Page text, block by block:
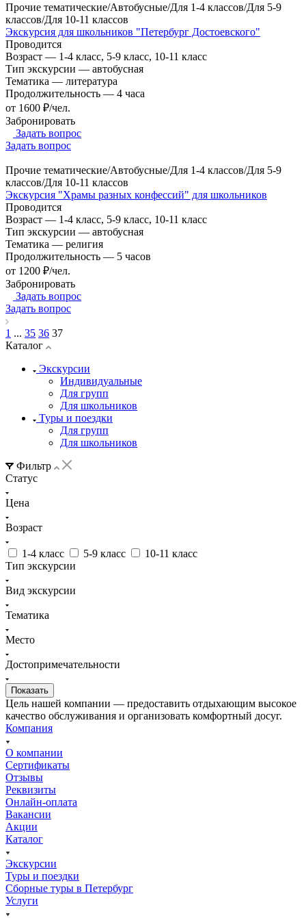
Прочие тематические/Автобусные/Для 1-4 классов/Для 5-9
классов/Для 10-11 классов
Экскурсия для школьников "Петербург Достоевского"
Проводится
Возраст — 1-4 класс, 5-9 класс, 10-11 класс
Тип экскурсии — автобусная
Тематика — литература
Продолжительность — 4 часа
от 1600 ₽/чел.
Забронировать
Задать вопрос
Задать вопрос
Прочие тематические/Автобусные/Для 1-4 классов/Для 5-9
классов/Для 10-11 классов
Экскурсия "Храмы разных конфессий" для школьников
Проводится
Возраст — 1-4 класс, 5-9 класс, 10-11 класс
Тип экскурсии — автобусная
Тематика — религия
Продолжительность — 5 часов
от 1200 ₽/чел.
Забронировать
Задать вопрос
Задать вопрос
1 ... 35 36 37
Каталог
Экскурсии
Индивидуальные
Для групп
Для школьников
Туры и поездки
Для групп
Для школьников
Фильтр
Статус
Цена
Возраст
1-4 класс 5-9 класс
10-11 класс
Тип экскурсии
Вид экскурсии
Тематика
Место
Достопримечательности
Цель нашей компании — предоставить отдыхающим высокое
качество обслуживания и организовать комфортный досуг.
Компания
О компании
Сертификаты
Отзывы
Реквизиты
Онлайн-оплата
Вакансии
Акции
Каталог
Экскурсии
Туры и поездки
Сборные туры в Петербург
Услуги